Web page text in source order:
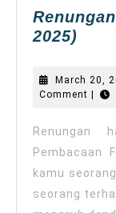
2025)
20
March 20,
Comment |
Renungan
Pembacaan
kamu
seorang